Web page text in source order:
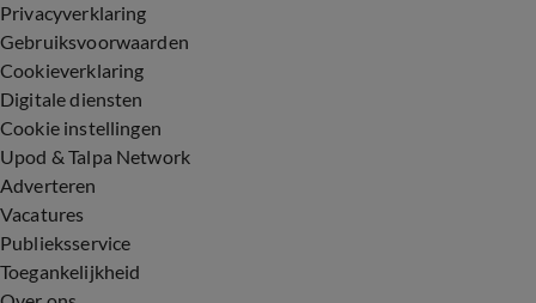
Privacyverklaring
Gebruiksvoorwaarden
Cookieverklaring
Digitale diensten
Cookie instellingen
Upod & Talpa Network
Adverteren
Vacatures
Publieksservice
Toegankelijkheid